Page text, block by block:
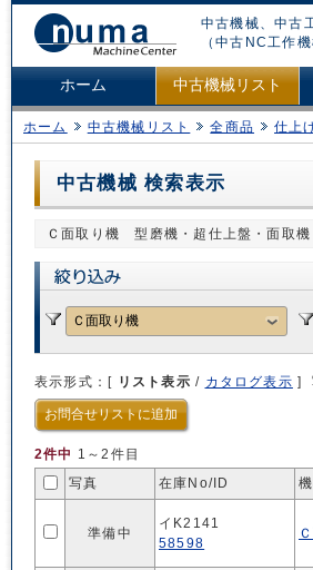
中古機械、中古
（中古NC工作
ホーム 中古機械リスト
ホーム 中古機械リスト 全商品 仕上
中古機械 検索表示
Ｃ面取り機 型磨機・超仕上盤・面取
表示形式：[ リスト表示 / カタログ表示 ]
お問合せリストに追加
2件中 1～2件目
写真
在庫No/ID
準備中
イK2141
58598